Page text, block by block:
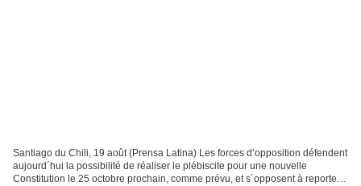
Santiago du Chili, 19 août (Prensa Latina) Les forces d’opposition défendent
aujourd´hui la possibilité de réaliser le plébiscite pour une nouvelle
Constitution le 25 octobre prochain, comme prévu, et s´opposent à reporter